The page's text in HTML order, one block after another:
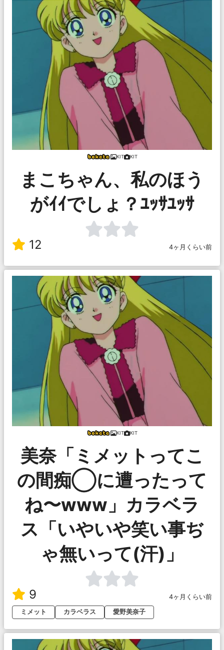
KIT KIT
まこちゃん、私のほう
がｲｲでしょ？ﾕｯｻﾕｯｻ
12 4ヶ月くらい前
KIT KIT
美奈「ミメットってこ
の間痴◯に遭ったって
ね〜www」カラベラ
ス「いやいや笑い事ぢ
ゃ無いって(汗)」
9
4ヶ月くらい前
ミメット
カラベラス 愛野美奈子